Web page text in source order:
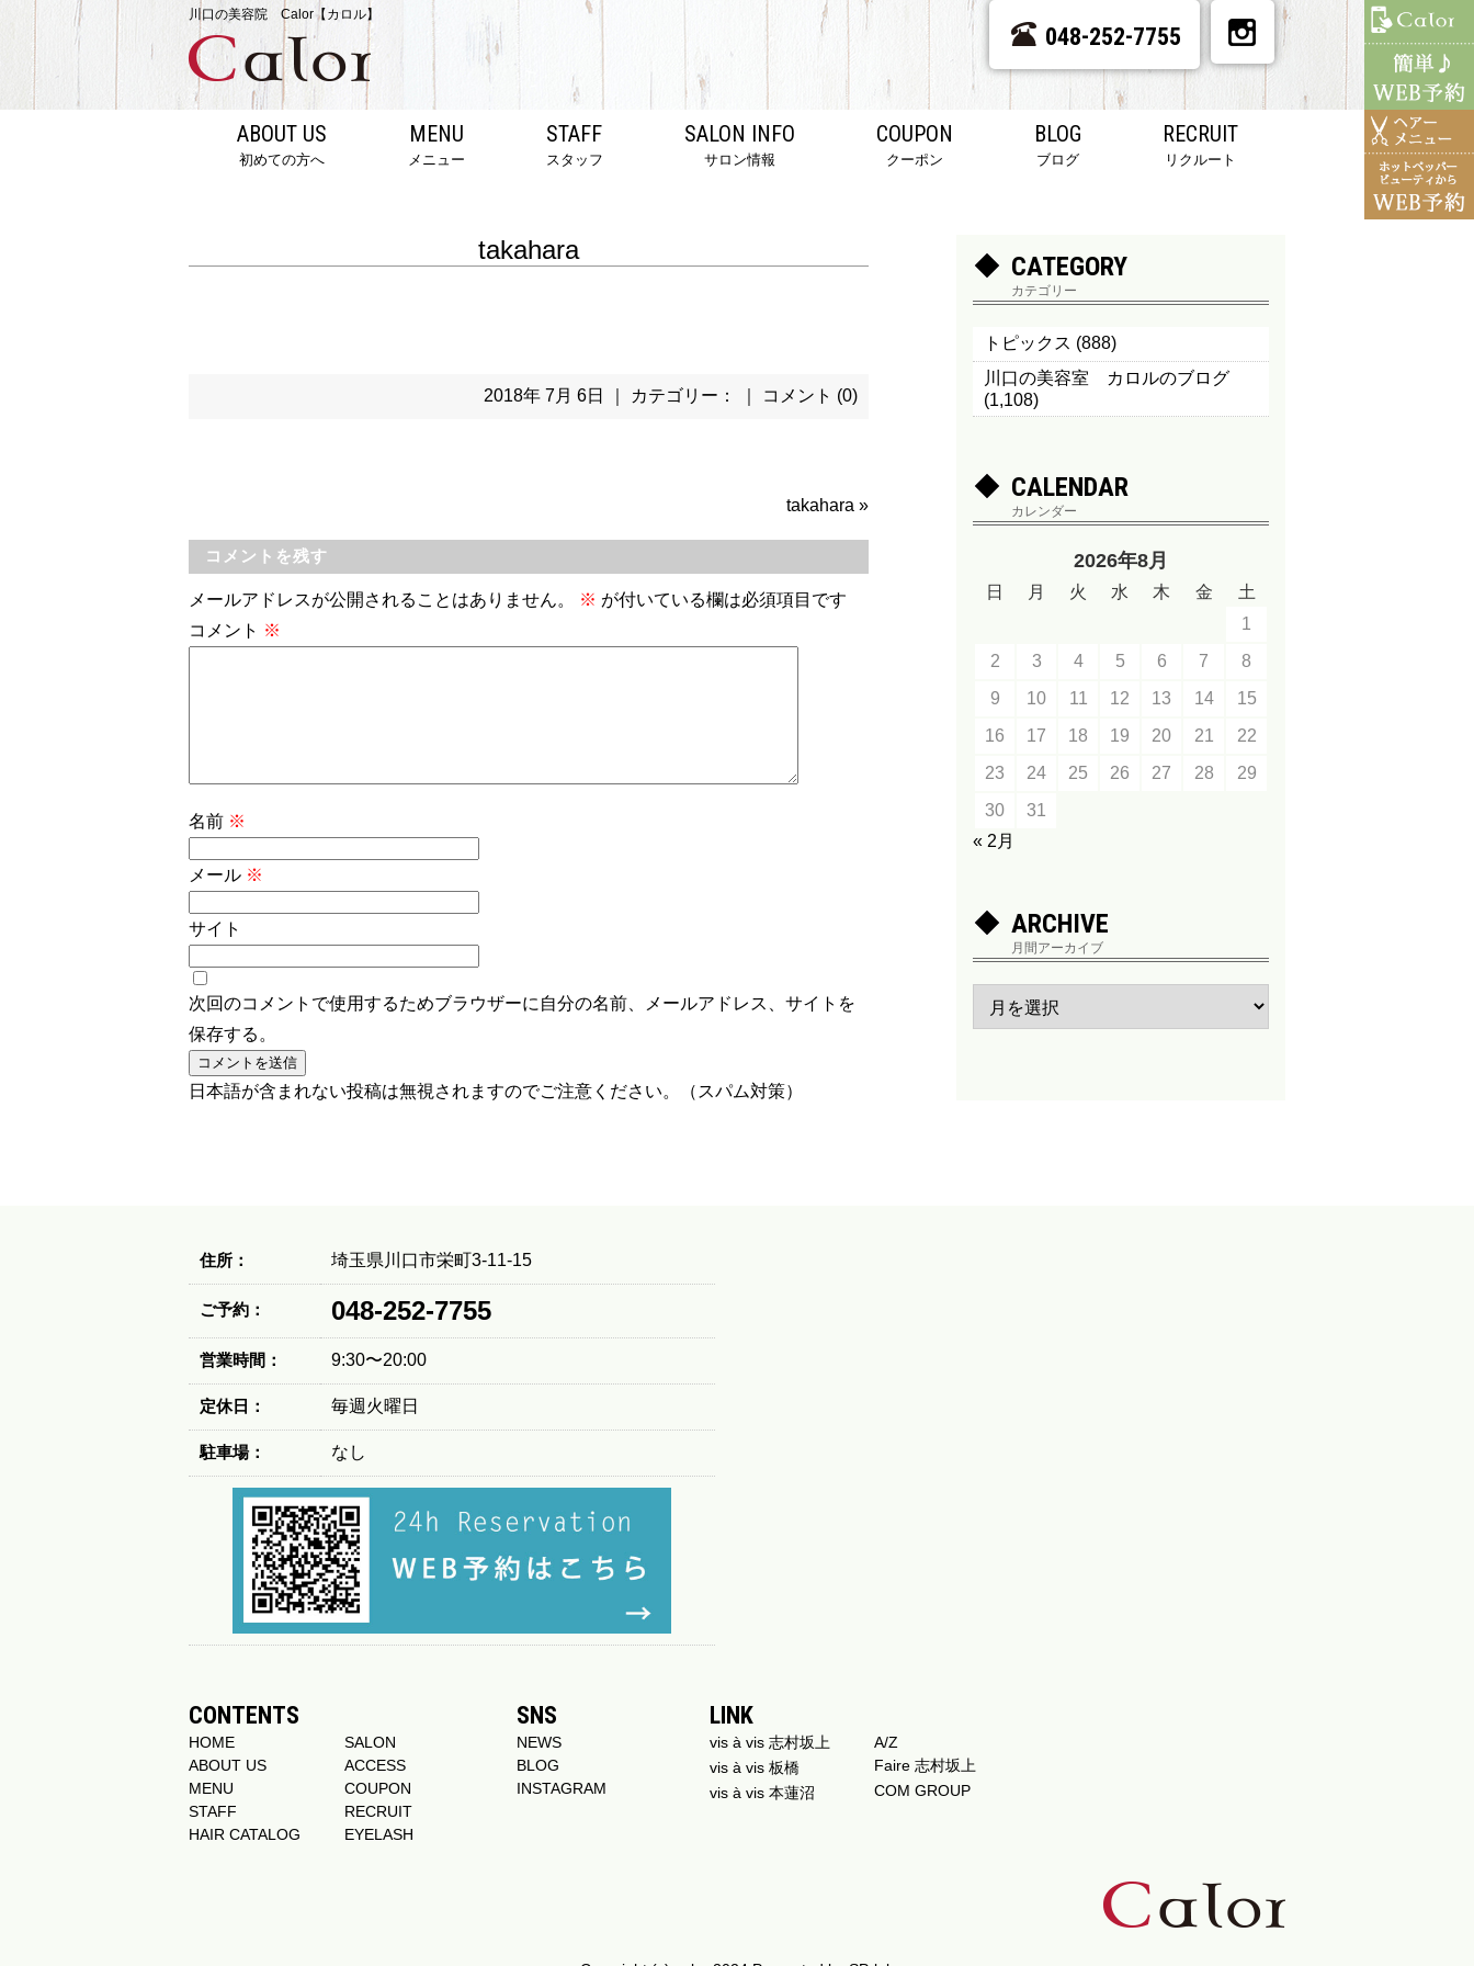
川口の美容院 Calor【カロル】
048-252-7755
ABOUT US
初めての方へ
MENU
メニュー
STAFF
スタッフ
SALON INFO
サロン情報
COUPON
クーポン
BLOG
ブログ
RECRUIT
リクルート
takahara
2018年 7月 6日 ｜ カテゴリー： ｜ コメント (0)
takahara »
コメントを残す
メールアドレスが公開されることはありません。 ※ が付いている欄は必須項目です
コメント ※
名前 ※
メール ※
サイト
次回のコメントで使用するためブラウザーに自分の名前、メールアドレス、サイトを
保存する。
日本語が含まれない投稿は無視されますのでご注意ください。（スパム対策）
CATEGORY
カテゴリー
トピックス (888)
川口の美容室 カロルのブログ
(1,108)
CALENDAR
カレンダー
2026年8月
日 月 火 水 木 金
土
1
2
3 4 5 6 7
8
9
10 11 12 13 14
15
16
17 18 19 20 21
22
23
24 25 26 27 28
29
30
31
« 2月
ARCHIVE
月間アーカイブ
住所： 埼玉県川口市栄町3-11-15
ご予約： 048-252-7755
営業時間： 9:30〜20:00
定休日： 毎週火曜日
駐車場： なし
CONTENTS
HOME
ABOUT US
MENU
STAFF
HAIR CATALOG
SALON
ACCESS
COUPON
RECRUIT
EYELASH
SNS
NEWS
BLOG
INSTAGRAM
LINK
vis à vis 志村坂上
vis à vis 板橋
vis à vis 本蓮沼
A/Z
Faire 志村坂上
COM GROUP